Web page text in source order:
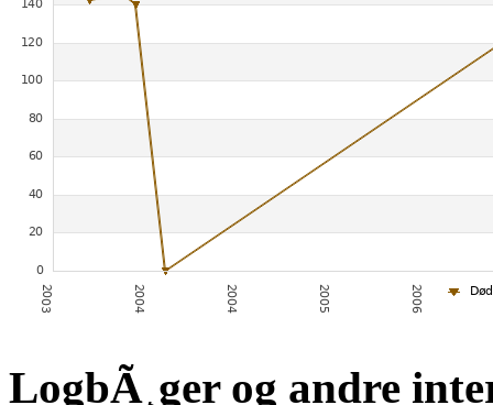
LogbÃ¸ger og andre